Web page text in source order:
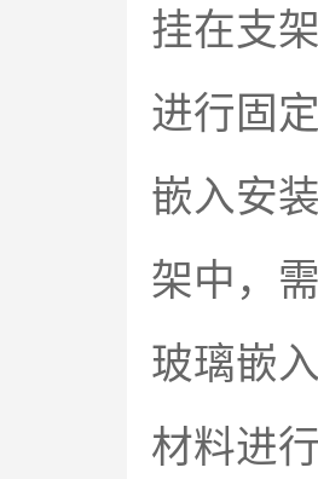
挂在支
进行固
嵌入安
架中，
玻璃嵌
材料进